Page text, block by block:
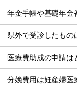
県外で受診したもの
医療費助成の申請は
分娩費用は妊産婦医